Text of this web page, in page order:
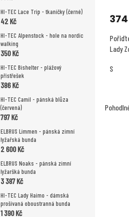
HI-TEC Lace Trip - tkaničky (černé)
42 Kč
HI-TEC Alpenstock - hole na nordic
walking
350 Kč
HI-TEC Bishelter - plážový
přístřešek
386 Kč
HI-TEC Camil - pánská blůza
(červená)
797 Kč
ELBRUS Limmen - pánská zimní
lyžařská bunda
2 600 Kč
ELBRUS Noaks - pánská zimní
lyžaršká bunda
3 387 Kč
HI-TEC Lady Haimo - dámská
prošívaná oboustranná bunda
1 390 Kč
5,0
zLady
S